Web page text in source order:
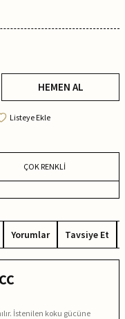
HEMEN AL
Listeye Ekle
ÇOK RENKLİ
Yorumlar Tavsiye Et
İstenilen koku gücüne